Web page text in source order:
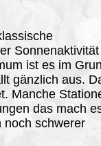
ist es im
gänzlich aus.
Manche
das mach
noch schwerer